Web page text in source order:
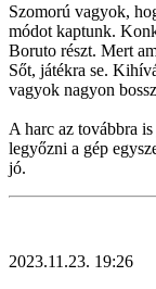
Szomorú vagyok,
módot kaptunk.
Boruto részt. Mert
Sőt, játékra se.
vagyok nagyon
A harc az továbbra
legyőzni a gép
jó.
2023.11.23. 19:26